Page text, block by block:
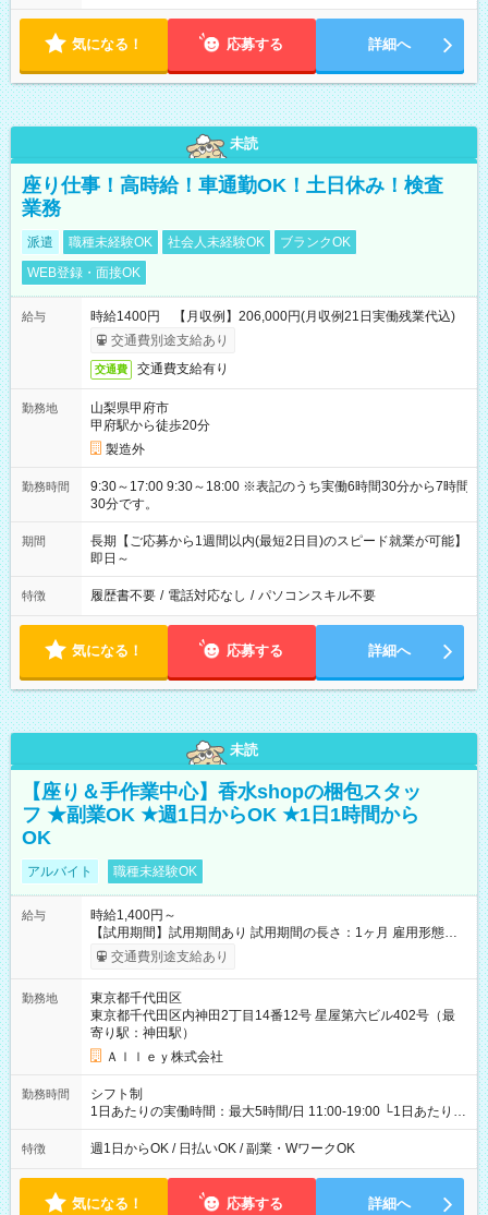
気になる！ 応募する 詳細へ
未読
座り仕事！高時給！車通勤OK！土日休み！検査
業務
派遣 職種未経験OK 社会人未経験OK
ブランクOK
WEB登録・面接OK
給与
時給1400円 【月収例】206,000円(月収例21日実働残業代込)
交通費別途支給あり
交通費 交通費支給有り
勤務地
山梨県甲府市
甲府駅から徒歩20分
製造外
勤務時間
9:30～17:00 9:30～18:00 ※表記のうち実働6時間30分から7時間
30分です。
期間
長期【ご応募から1週間以内(最短2日目)のスピード就業が可能】
即日～
特徴 履歴書不要 / 電話対応なし / パソコンスキル不要
気になる！ 応募する 詳細へ
未読
【座り＆手作業中心】香水shopの梱包スタッ
フ ★副業OK ★週1日からOK ★1日1時間から
OK
アルバイト 職種未経験OK
給与
時給1,400円～
【試用期間】試用期間あり 試用期間の長さ：1ヶ月 雇用形態、
給与は本採用時と同じです。
交通費別途支給あり
勤務地
東京都千代田区
東京都千代田区内神田2丁目14番12号 星屋第六ビル402号（最
寄り駅：神田駅）
Ａｌｌｅｙ株式会社
勤務時間
シフト制
1日あたりの実働時間：最大5時間/日 11:00-19:00 └1日あたりの
実働時間：1-5時間 └上記の時間帯内であれば、いつでも勤務可
能！ └平日・土曜日の中で、お好きな曜日でご勤務いただけま
18:00 などのように、自由な働き方が可能なお仕事です！
特徴 週1日からOK / 日払いOK / 副業・WワークOK
気になる！ 応募する 詳細へ